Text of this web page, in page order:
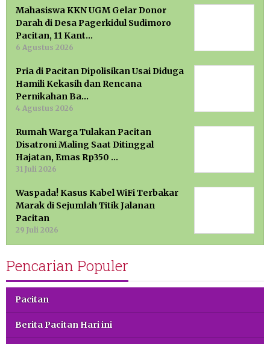
Mahasiswa KKN UGM Gelar Donor
Darah di Desa Pagerkidul Sudimoro
Pacitan, 11 Kant…
6 Agustus 2026
Pria di Pacitan Dipolisikan Usai Diduga
Hamili Kekasih dan Rencana
Pernikahan Ba…
4 Agustus 2026
Rumah Warga Tulakan Pacitan
Disatroni Maling Saat Ditinggal
Hajatan, Emas Rp350 …
31 Juli 2026
Waspada! Kasus Kabel WiFi Terbakar
Marak di Sejumlah Titik Jalanan
Pacitan
29 Juli 2026
Pencarian Populer
Pacitan
Berita Pacitan Hari ini